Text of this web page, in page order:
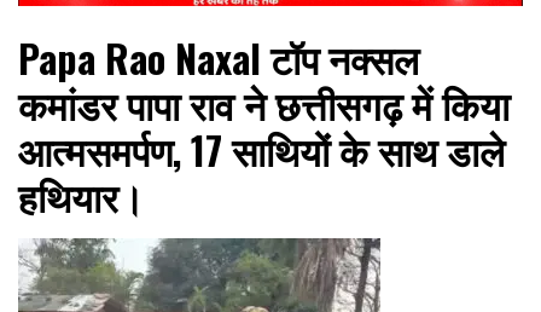
गौरतलब न्यूज
Papa Rao Naxal टॉप नक्सल
कमांडर पापा राव ने छत्तीसगढ़ में किया
आत्मसमर्पण, 17 साथियों के साथ डाले
हथियार।